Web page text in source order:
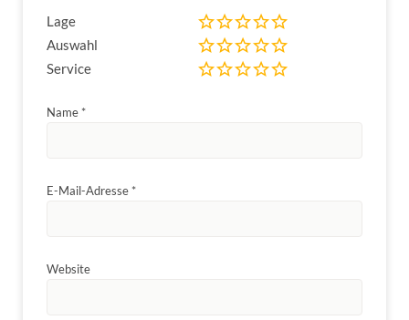
Lage
Auswahl
Service
Name *
E-Mail-Adresse *
Website